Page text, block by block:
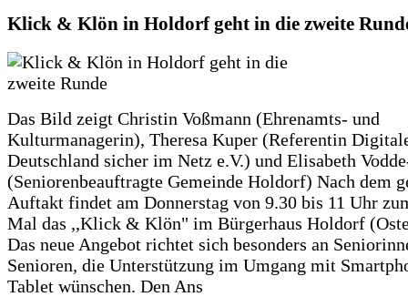
Klick & Klön in Holdorf geht in die zweite
Das Bild zeigt Christin Voßmann (Ehrenamts- und
Kulturmanagerin), Theresa Kuper (Referentin
Deutschland sicher im Netz e.V.) und Elisabeth
(Seniorenbeauftragte Gemeinde Holdorf) Nach dem
Auftakt findet am Donnerstag von 9.30 bis 11 Uhr
Mal das ,,Klick & Klön" im Bürgerhaus Holdorf
Das neue Angebot richtet sich besonders an
Senioren, die Unterstützung im Umgang mit
Tablet wünschen. Den Ans